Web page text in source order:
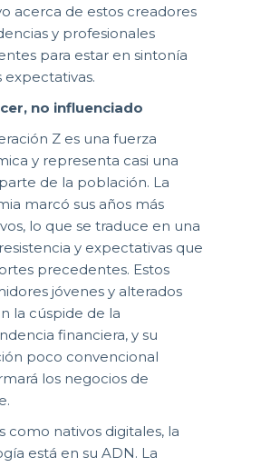
acerca de estos creadores
y profesionales
para estar en sintonía
expectativas.
no influenciado
Z es una fuerza
y representa casi una
de la población. La
marcó sus años más
lo que se traduce en una
y expectativas que
precedentes. Estos
jóvenes y alterados
la cúspide de la
financiera, y su
poco convencional
los negocios de
como nativos digitales, la
está en su ADN. La